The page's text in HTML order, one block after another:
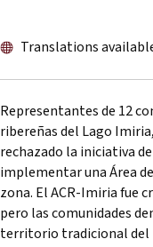
Documentos
Presentaciones
Declaraciones
Informes anuales
Translations
Representantes de 12
ribereñas del Lago Imiria,
rechazado la iniciativa
implementar una Área
zona. El ACR-Imiria fue
pero las comunidades
territorio tradicional del